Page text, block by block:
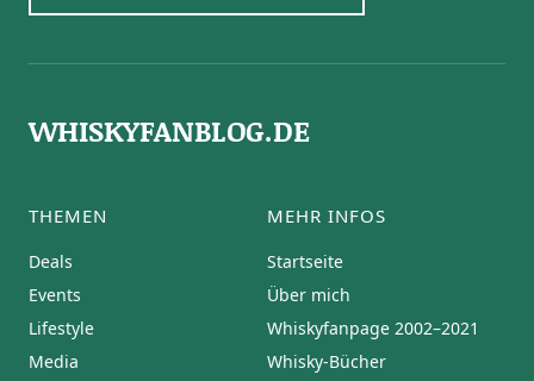
WHISKYFANBLOG.DE
THEMEN
Deals
Events
Lifestyle
Media
MEHR INFOS
Startseite
Über mich
Whiskyfanpage 2002–2021
Whisky-Bücher